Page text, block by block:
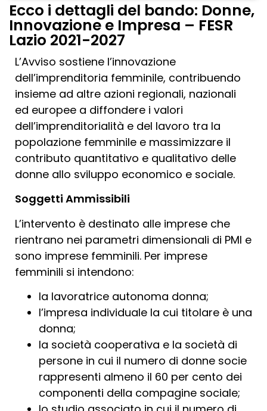
Ecco i dettagli del bando: Donne,
Innovazione e Impresa – FESR
Lazio 2021-2027
L’Avviso sostiene l’innovazione
dell’imprenditoria femminile, contribuendo
insieme ad altre azioni regionali, nazionali
ed europee a diffondere i valori
dell’imprenditorialità e del lavoro tra la
popolazione femminile e massimizzare il
contributo quantitativo e qualitativo delle
donne allo sviluppo economico e sociale.
Soggetti Ammissibili
L’intervento è destinato alle imprese che
rientrano nei parametri dimensionali di PMI e
sono imprese femminili. Per imprese
femminili si intendono:
la lavoratrice autonoma donna;
l’impresa individuale la cui titolare è una
donna;
la società cooperativa e la società di
persone in cui il numero di donne socie
rappresenti almeno il 60 per cento dei
componenti della compagine sociale;